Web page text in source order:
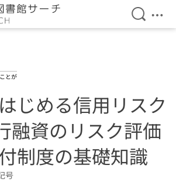
検索を
メ
とが
じめる信用リスク
融資のリスク評価
制度の基礎知識
号